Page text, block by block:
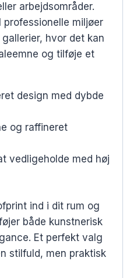
arbejdsområder.
miljøer
hvor det kan
og tilføje et
design med dybde
og raffineret
vedligeholde med høj
ind i dit rum og
både kunstnerisk
Et perfekt valg
stilfuld, men praktisk